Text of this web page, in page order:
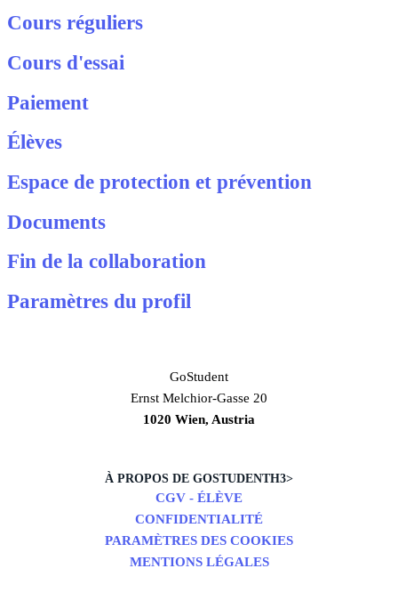
Cours réguliers
Cours d'essai
Paiement
Élèves
Espace de protection et prévention
Documents
Fin de la collaboration
Paramètres du profil
GoStudent
Ernst Melchior-Gasse 20
1020 Wien, Austria
À PROPOS DE GOSTUDENTH3>
CGV - ÉLÈVE
CONFIDENTIALITÉ
PARAMÈTRES DES COOKIES
MENTIONS LÉGALES